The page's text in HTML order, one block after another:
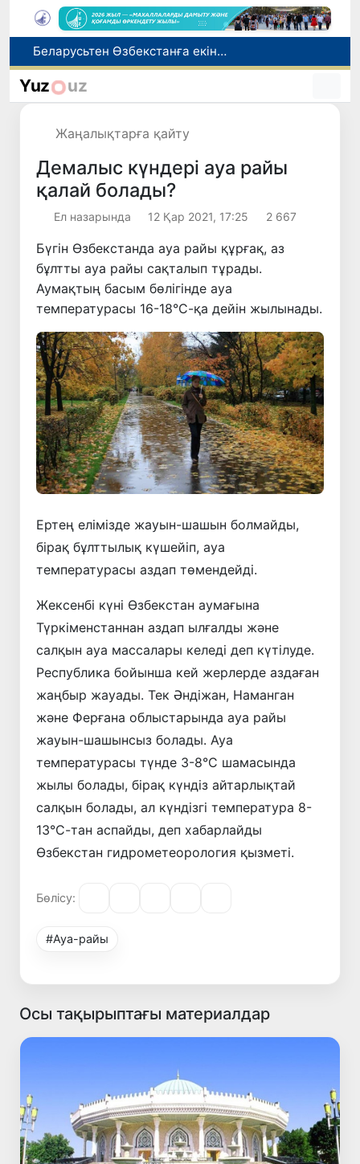
Беларусьтен Өзбекстанға екінші тікелей жүк пойызы жөнелтілді
Адам саудасынан зардап шеккен азаматтар әлеуметтік қызметтермен қамтылады
Yuz uz
Жаңалықтарға қайту
Демалыс күндері ауа райы
қалай болады?
Ел назарында 12 Қар 2021, 17:25 2 667
Бүгін Өзбекстанда ауа райы құрғақ, аз
бұлтты ауа райы сақталып тұрады.
Аумақтың басым бөлігінде ауа
температурасы 16-18°С-қа дейін жылынады.
Ертең елімізде жауын-шашын болмайды,
бірақ бұлттылық күшейіп, ауа
температурасы аздап төмендейді.
Жексенбі күні Өзбекстан аумағына
Түркіменстаннан аздап ылғалды және
салқын ауа массалары келеді деп күтілуде.
Республика бойынша кей жерлерде аздаған
жаңбыр жауады. Тек Әндіжан, Наманган
және Ферғана облыстарында ауа райы
жауын-шашынсыз болады. Ауа
температурасы түнде 3-8°С шамасында
жылы болады, бірақ күндіз айтарлықтай
салқын болады, ал күндізгі температура 8-
13°С-тан аспайды, деп хабарлайды
Өзбекстан гидрометеорология қызметі.
Бөлісу:
#Ауа-райы
Осы тақырыптағы материалдар